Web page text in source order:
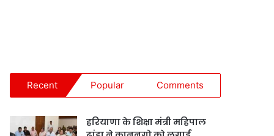
Recent Popular Comments
हरियाणा के शिक्षा मंत्री महिपाल